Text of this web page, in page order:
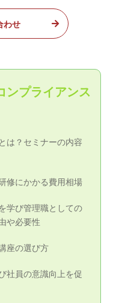
わせ
ンプライアンス
は？セミナーの内容
修にかかる費用相場
学び管理職としての
や必要性
座の選び方
社員の意識向上を促